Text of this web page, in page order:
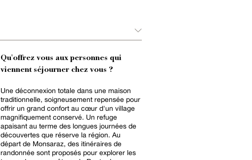
Qu'offrez vous aux personnes qui
viennent séjourner chez vous ?
Une déconnexion totale dans une maison
traditionnelle, soigneusement repensée pour
offrir un grand confort au cœur d'un village
magnifiquement conservé. Un refuge
apaisant au terme des longues journées de
découvertes que réserve la région. Au
départ de Monsaraz, des itinéraires de
randonnée sont proposés pour explorer les